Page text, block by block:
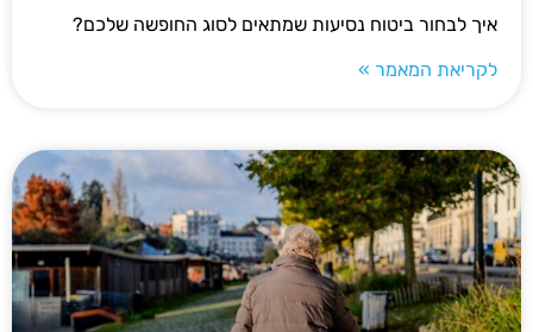
איך לבחור ביטוח נסיעות שמתאים לסוג החופשה שלכם?
לקריאת המאמר »